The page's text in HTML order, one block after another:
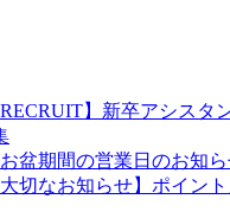
RECRUIT】新卒アシスタ
お盆期間の営業日のお知ら
大切なお知らせ】ポイン